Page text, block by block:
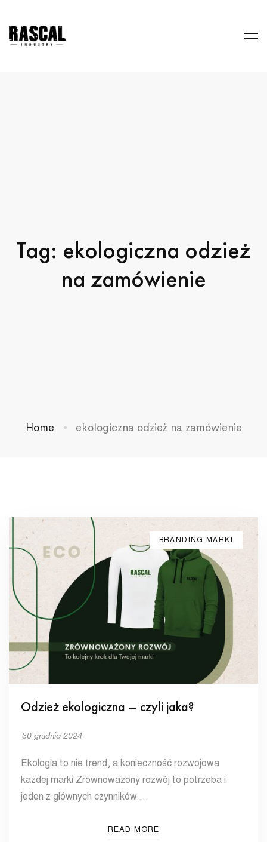
Tag: ekologiczna odzież
na zamówienie
Home ekologiczna odzież na zamówienie
BRANDING MARKI
Odzież ekologiczna – czyli jaka?
30 grudnia 2024
Ekologia to nie trend, a konieczność rozwojowa
każdej marki Zrównoważony rozwój to potrzeba i
jeden z głównych czynników …
READ MORE